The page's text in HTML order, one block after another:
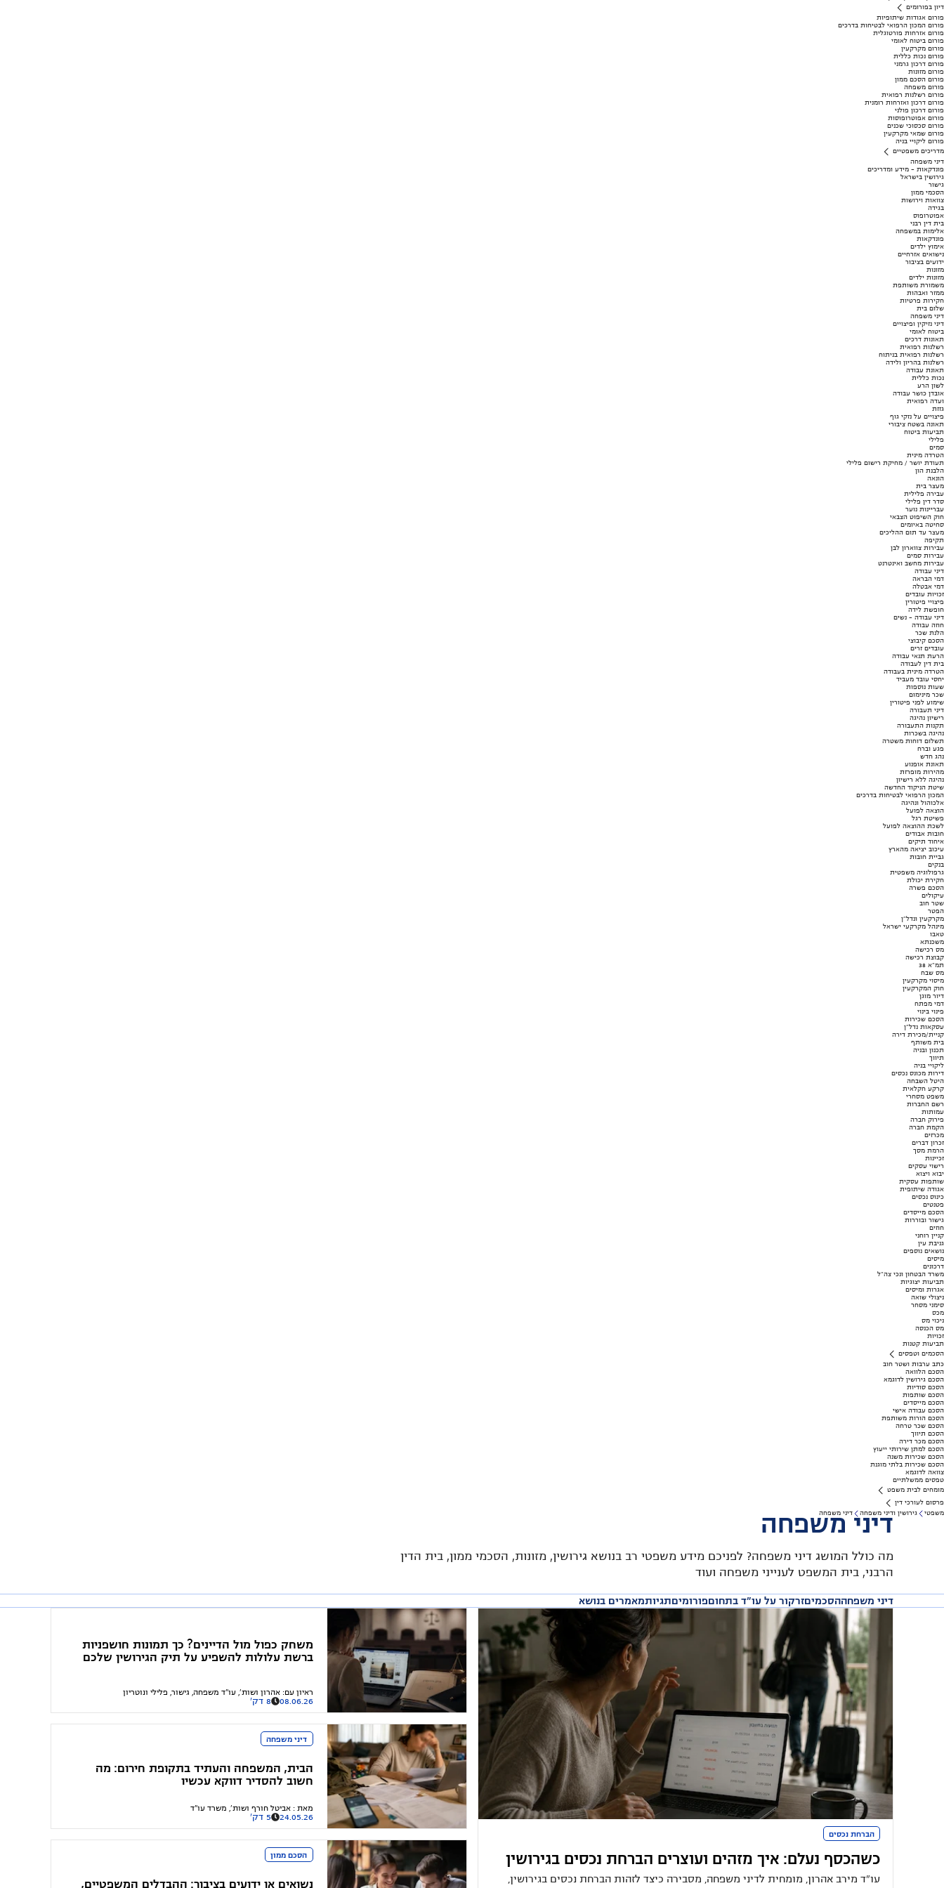
דיון בפורומים
פורום אגודות שיתופיות
פורום המכון הרפואי לבטיחות בדרכים
פורום אזרחות פורטוגלית
פורום ביטוח לאומי
פורום מקרקעין
פורום נכות כללית
פורום דרכון גרמני
פורום מזונות
פורום הסכם ממון
פורום משפחה
פורום רשלנות רפואית
פורום דרכון ואזרחות רומנית
פורום דרכון פולני
פורום אפוטרופוסות
פורום סכסוכי שכנים
פורום שמאי מקרקעין
פורום ליקויי בניה
מדריכים משפטיים
דיני משפחה
פונדקאות - מידע ומדריכים
גירושין בישראל
גישור
הסכמי ממון
צוואות וירושות
בגידה
אפוטרופוס
בית דין רבני
אלימות במשפחה
פונדקאות
אימוץ ילדים
נישואים אזרחיים
ידועים בציבור
מזונות
מזונות ילדים
משמורת משותפת
ממזר ואבהות
חקירות פרטיות
שלום בית
דיני משפחה
דיני נזיקין ופיצויים
ביטוח לאומי
תאונות דרכים
רשלנות רפואית
רשלנות רפואית בניתוח
רשלנות בהריון ולידה
תאונת עבודה
נכות כללית
לשון הרע
אובדן כושר עבודה
ועדה רפואית
גזזת
פיצויים על נזקי גוף
תאונה בשטח ציבורי
תביעות ביטוח
פלילי
סמים
הטרדה מינית
תעודת יושר / מחיקת רישום פלילי
הלבנת הון
הונאה
מעצר בית
עבירה פלילית
סדר דין פלילי
עבריינות נוער
חוק השיפוט הצבאי
סחיטה באיומים
מעצר עד תום ההליכים
תקיפה
עבירות צווארון לבן
עבירות סמים
עבירות מחשב ואינטרנט
דיני עבודה
דמי הבראה
דמי אבטלה
זכויות עובדים
פיצויי פיטורין
חופשת לידה
דיני עבודה - נשים
חוזה עבודה
הלנת שכר
הסכם קיבוצי
עובדים זרים
הרעת תנאי עבודה
בית דין לעבודה
הטרדה מינית בעבודה
יחסי עובד מעביד
שעות נוספות
שכר מינימום
שימוע לפני פיטורין
דיני תעבורה
רישיון נהיגה
תקנות התעבורה
נהיגה בשכרות
תשלום דוחות משטרה
פגע וברח
נהג חדש
תאונת אופנוע
מהירות מופרזת
נהיגה ללא רישיון
שיטת הניקוד החדשה
המכון הרפואי לבטיחות בדרכים
אלכוהול ונהיגה
הוצאה לפועל
פשיטת רגל
לשכת ההוצאה לפועל
חובות אבודים
איחוד תיקים
עיכוב יציאה מהארץ
גביית חובות
בנקים
גרפולוגיה משפטית
חקירת יכולת
הסכם פשרה
עיקולים
שטר חוב
הפטר
מקרקעין ונדל"ן
מינהל מקרקעי ישראל
טאבו
משכנתא
מס רכישה
קבוצת רכישה
תמ"א 38
מס שבח
מיסוי מקרקעין
חוק המקרקעין
דיור מוגן
דמי מפתח
פינוי בינוי
הסכם שכירות
עסקאות נדל"ן
קניית/מכירת דירה
בית משותף
תכנון ובניה
תיווך
ליקויי בניה
דירות מכונס נכסים
היטל השבחה
קרקע חקלאית
משפט מסחרי
רשם החברות
עמותות
פירוק חברה
הקמת חברה
מכרזים
זכרון דברים
הרמת מסך
זכיינות
רישוי עסקים
יבוא ויצוא
שותפות עסקית
אגודה שיתופית
כינוס נכסים
פטנטים
הסכם מייסדים
גישור ובוררות
חוזים
קניין רוחני
גניבת עין
נושאים נוספים
מיסים
דרכונים
משרד הבטחון ונכי צה"ל
תביעות יצוגיות
אגרות ומיסים
ניצולי שואה
סימני מסחר
מכס
ניכוי מס
מס הכנסה
זכויות
תביעות קטנות
הסכמים וטפסים
כתב ערבות ושטר חוב
הסכם הלוואה
הסכם גירושין לדוגמא
הסכם סודיות
הסכם שותפות
הסכם מייסדים
הסכם עבודה אישי
הסכם הורות משותפת
הסכם שכר טרחה
הסכם תיווך
הסכם מכר דירה
הסכם למתן שירותי ייעוץ
הסכם שכירות משנה
הסכם שכירות בלתי מוגנת
צוואה לדוגמא
טפסים ממשלתיים
מומחים לבית משפט
פרסום לעורכי דין
משפטי
גירושין ודיני משפחה דיני משפחה
דיני משפחה
מה כולל המושג דיני משפחה? לפניכם מידע משפטי רב בנושא גירושין, מזונות, הסכמי ממון, בית הדין
הרבני, בית המשפט לענייני משפחה ועוד
דיני משפחההסכמיםזרקור על עו״ד בתחוםפורומיםתגיותמאמרים בנושא
הברחת נכסים
כשהכסף נעלם: איך מזהים ועוצרים הברחת נכסים בגירושין
עו"ד מירב אהרון, מומחית לדיני משפחה, מסבירה כיצד לזהות הברחת נכסים בגירושין,
משחק כפול מול הדיינים? כך תמונות חושפניות
ברשת עלולות להשפיע על תיק הגירושין שלכם
ראיון עם: אהרון ושות', עו"ד משפחה, גישור, פלילי ונוטריון
08.06.26 8 דק'
דיני משפחה
הבית, המשפחה והעתיד בתקופת חירום: מה
חשוב להסדיר דווקא עכשיו
מאת: אביטל חורף ושות', משרד עו"ד
24.05.26 5 דק'
הסכם ממון
נשואים או ידועים בציבור: ההבדלים המשפטיים,